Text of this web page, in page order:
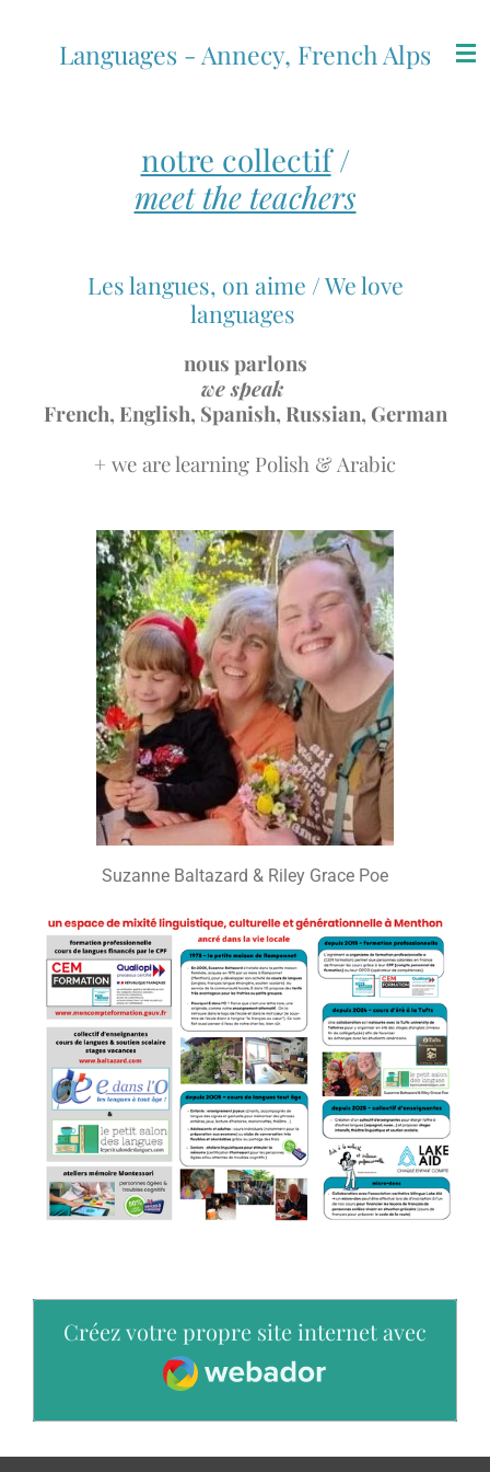
Languages - Annecy, French Alps
notre collectif/
meet the teachers
Les langues, on aime / We love
languages
nous parlons
we speak
French, English, Spanish, Russian, German
+ we are learning Polish & Arabic
Suzanne Baltazard & Riley Grace Poe
Créez votre propre site internet avec
Webador